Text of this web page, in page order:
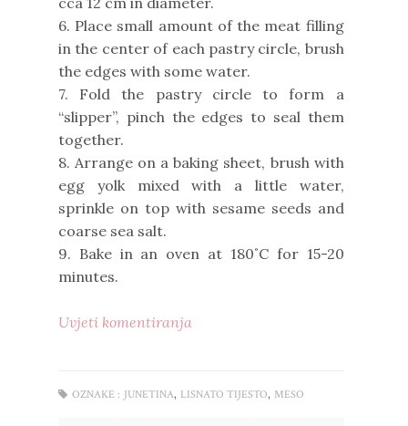
6. Place small amount of the meat filling
in the center of each pastry circle, brush
the edges with some water.
7. Fold the pastry circle to form a
“slipper”, pinch the edges to seal them
together.
8. Arrange on a baking sheet, brush with
egg yolk mixed with a little water,
sprinkle on top with sesame seeds and
coarse sea salt.
9. Bake in an oven at 180˚C for 15-20
minutes.
Uvjeti komentiranja
OZNAKE : JUNETINA, LISNATO TIJESTO, MESO